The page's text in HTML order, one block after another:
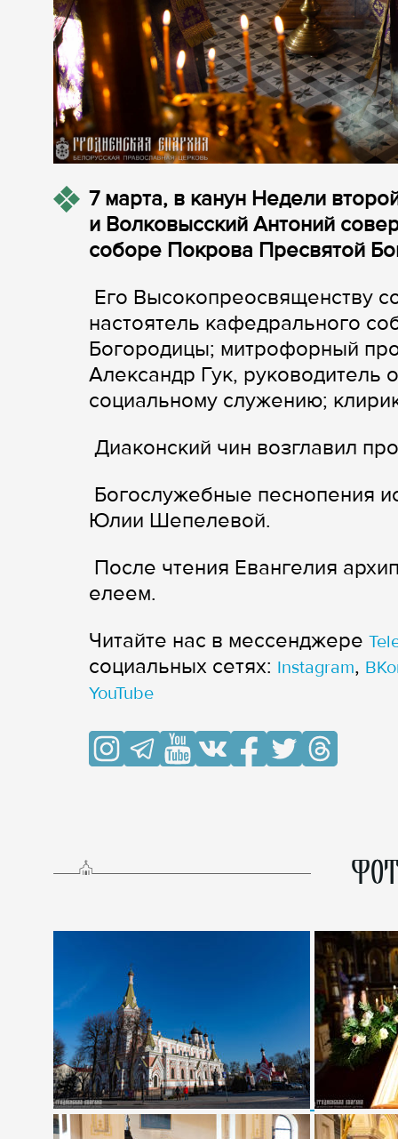
7 марта, в канун Недели
и Волковысский Антоний
соборе Покрова Пресвятой
Его Высокопреосвященству
настоятель кафедрального
Богородицы; митрофорный
Александр Гук, руководитель
социальному служению;
Диаконский чин возглавил
Богослужебные песнопения
Юлии Шепелевой.
После чтения Евангелия
елеем.
Читайте нас в мессенджере
cоциальных сетях: Instagram,
YouTube